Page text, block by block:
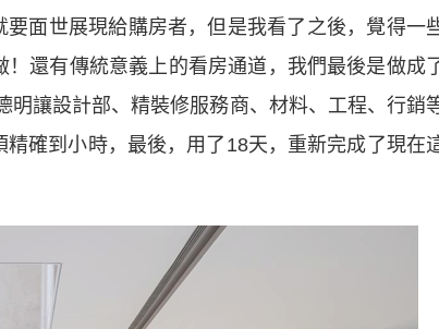
面世展現給購房者，但是我看了之後，覺得一
還有傳統意義上的看房通道，我們最後是做成
明讓設計部、精裝修服務商、材料、工程、行銷
確到小時，最後，用了18天，重新完成了現在